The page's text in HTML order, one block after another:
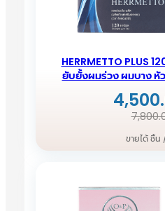
HERRMETTO PLUS
ยับยั้งผมร่วง ผมบาง หั
ขายได้ ชิ้น